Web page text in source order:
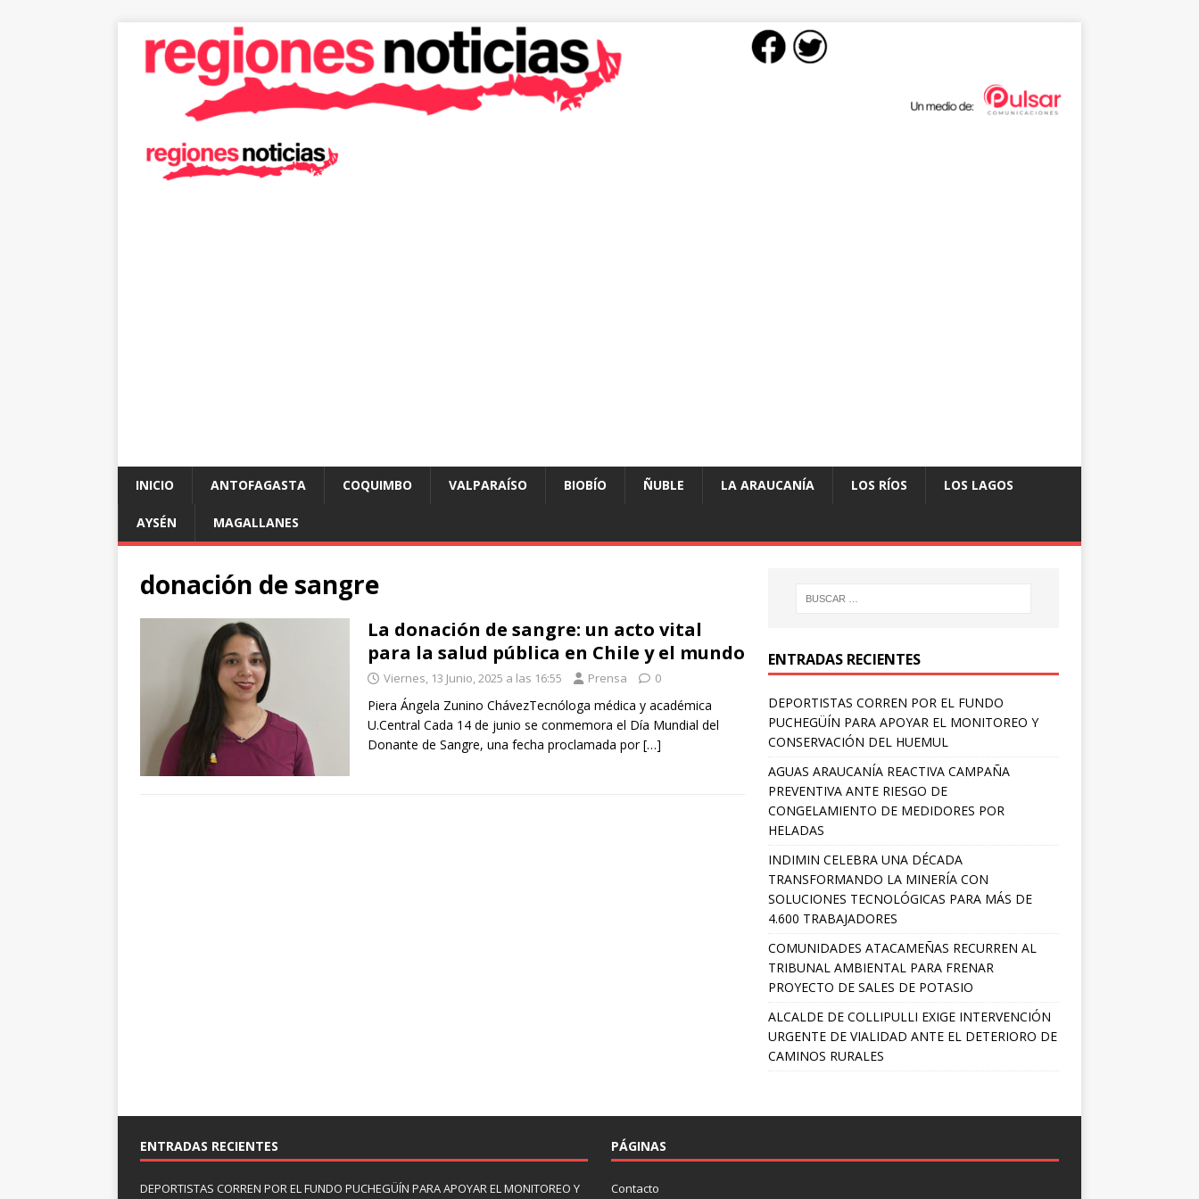
INICIO ANTOFAGASTA COQUIMBO VALPARAÍSO BIOBÍO ÑUBLE LA ARAUCANÍA LOS RÍOS LOS LAGOS
AYSÉN MAGALLANES
donación de sangre
La donación de sangre: un acto vital
para la salud pública en Chile y el mundo
Viernes, 13 Junio, 2025 a las 16:55 Prensa 0
Piera Ángela Zunino ChávezTecnóloga médica y académica
U.Central Cada 14 de junio se conmemora el Día Mundial del
Donante de Sangre, una fecha proclamada por[…]
ENTRADAS RECIENTES
DEPORTISTAS CORREN POR EL FUNDO
PUCHEGÜÍN PARA APOYAR EL MONITOREO Y
CONSERVACIÓN DEL HUEMUL
AGUAS ARAUCANÍA REACTIVA CAMPAÑA
PREVENTIVA ANTE RIESGO DE
CONGELAMIENTO DE MEDIDORES POR
HELADAS
INDIMIN CELEBRA UNA DÉCADA
TRANSFORMANDO LA MINERÍA CON
SOLUCIONES TECNOLÓGICAS PARA MÁS DE
4.600 TRABAJADORES
COMUNIDADES ATACAMEÑAS RECURREN AL
TRIBUNAL AMBIENTAL PARA FRENAR
PROYECTO DE SALES DE POTASIO
ALCALDE DE COLLIPULLI EXIGE INTERVENCIÓN
URGENTE DE VIALIDAD ANTE EL DETERIORO DE
CAMINOS RURALES
ENTRADAS RECIENTES
DEPORTISTAS CORREN POR EL FUNDO PUCHEGÜÍN PARA APOYAR EL MONITOREO Y
PÁGINAS
Contacto